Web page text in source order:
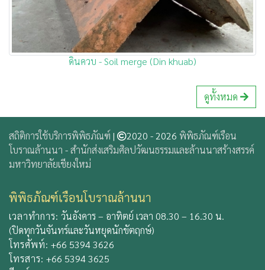
ดินควบ - Soil merge (Din khuab)
ดูทั้งหมด
สถิติการใช้บริการพิพิธภัณฑ์ | 2020 - 2026 พิพิธภัณฑ์เรือน
โบราณล้านนา -สำนักส่งเสริมศิลปวัฒนธรรมและล้านนาสร้างสรรค์
มหาวิทยาลัยเชียงใหม่
พิพิธภัณฑ์เรือนโบราณล้านนา
เวลาทำการ: วันอังคาร – อาทิตย์ เวลา 08.30 – 16.30 น.
(ปิดทุกวันจันทร์และวันหยุดนักขัตฤกษ์)
โทรศัพท์: +66 5394 3626
โทรสาร: +66 5394 3625